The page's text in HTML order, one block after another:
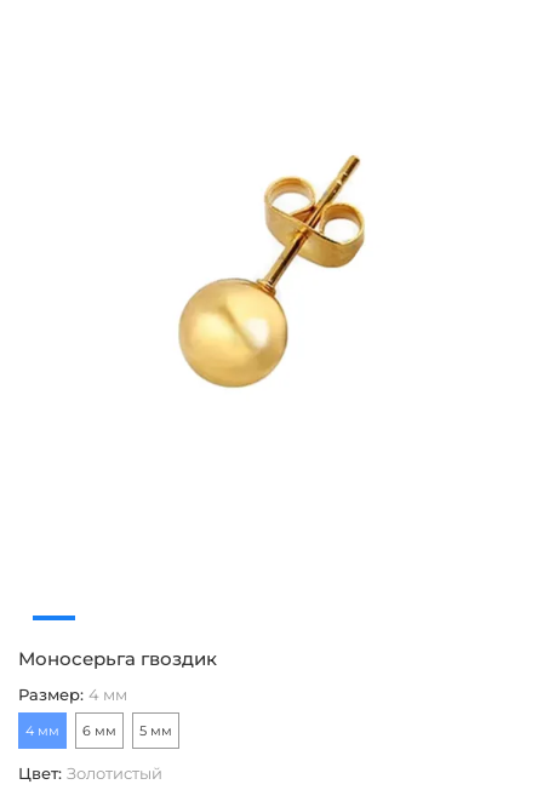
Моносерьга гвоздик
Размер: 4 мм
4 мм 6 мм 5 мм
Цвет: Золотистый